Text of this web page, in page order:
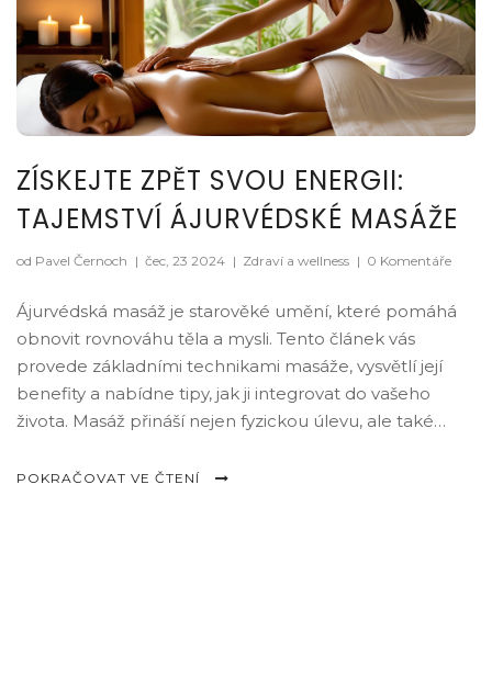
ZÍSKEJTE ZPĚT SVOU ENERGII:
TAJEMSTVÍ ÁJURVÉDSKÉ MASÁŽE
od Pavel Černoch | čec, 23 2024 | Zdraví a wellness | 0 Komentáře
Ájurvédská masáž je starověké umění, které pomáhá
obnovit rovnováhu těla a mysli. Tento článek vás
provede základními technikami masáže, vysvětlí její
benefity a nabídne tipy, jak ji integrovat do vašeho
života. Masáž přináší nejen fyzickou úlevu, ale také
POKRAČOVAT VE ČTENÍ